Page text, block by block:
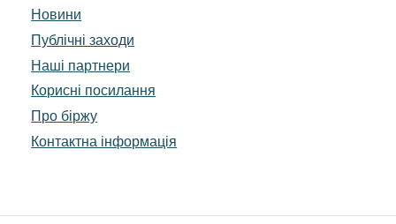
Новини
Публічні заходи
Наші партнери
Корисні посилання
Про біржу
Контактна інформація